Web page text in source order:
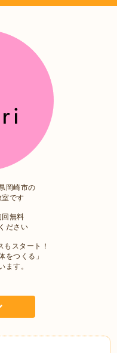
岡崎市の
室です
無料
ださい
もスタート！
をつくる」
ます。